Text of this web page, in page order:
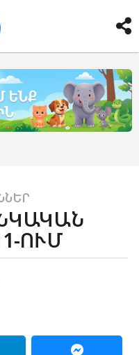
ՈՒՄ